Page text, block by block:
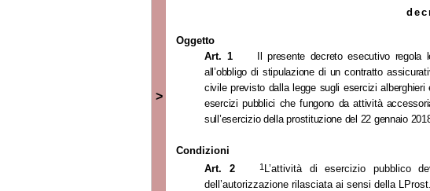
>
Oggetto
Art. 1
Il presente decreto esecutivo
all’obbligo di stipulazione di un contratto
civile previsto dalla legge sugli esercizi alberghieri
esercizi pubblici che fungono da attività
sull’esercizio della prostituzione del 22 gennaio
Condizioni
Art. 2
1L’attività di esercizio pubblico
dell’autorizzazione rilasciata ai sensi della LProst.